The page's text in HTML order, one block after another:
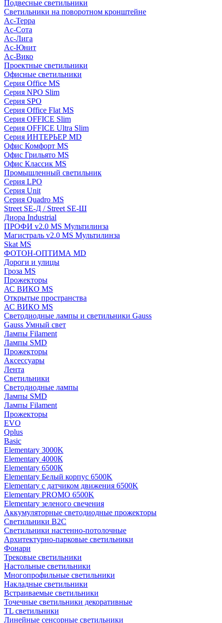
Подвесные светильники
Светильники на поворотном кронштейне
Ас-Терра
Ас-Сота
Ас-Лига
Ас-Юнит
Ас-Вико
Проектные светильники
Офисные светильники
Серия Office MS
Серия NPO Slim
Серия SPO
Серия Office Flat MS
Серия OFFICE Slim
Серия OFFICE Ultra Slim
Серия ИНТЕРЬЕР MD
Офис Комфорт MS
Офис Грильято MS
Офис Классик MS
Промышленный светильник
Серия LPO
Серия Unit
Серия Quadro MS
Street SE-Д / Street SE-Ш
Диора Industrial
ПРОФИ v2.0 MS Мультилинза
Магистраль v2.0 MS Мультилинза
Skat MS
ФОТОН-ОПТИМА MD
Дороги и улицы
Гроза MS
Прожекторы
АС ВИКО MS
Открытые пространства
АС ВИКО MS
Светодиодные лампы и светильники Gauss
Gauss Умный свет
Лампы Filament
Лампы SMD
Прожекторы
Аксессуары
Лента
Светильники
Светодиодные лампы
Лампы SMD
Лампы Filament
Прожекторы
EVO
Qplus
Basic
Elementary 3000K
Elementary 4000К
Elementary 6500К
Elementary Белый корпус 6500K
Elementary с датчиком движения 6500K
Elementary PROMO 6500K
Elementary зеленого свечения
Аккумуляторные светодиодные прожекторы
Светильники B2C
Светильники настенно-потолочные
Архитектурно-парковые светильники
Фонари
Трековые светильники
Настольные светильники
Многопрофильные светильники
Накладные светильники
Встраиваемые светильники
Точечные светильники декоративные
TL светильники
Линейные сенсорные светильники